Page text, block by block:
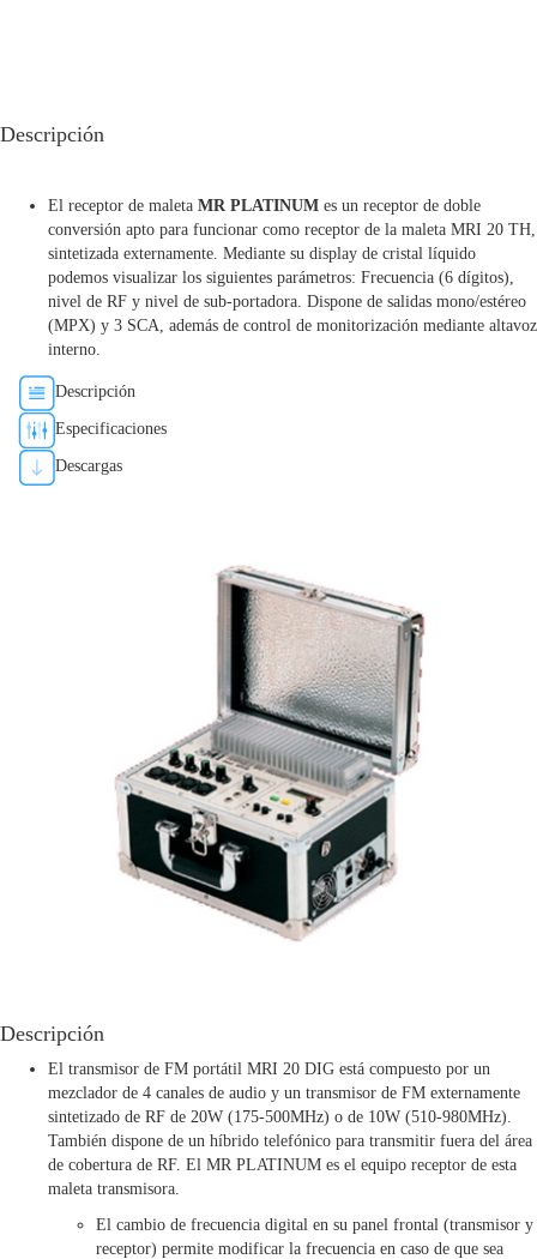
Descripción
El receptor de maleta MR PLATINUM es un receptor de doble
conversión apto para funcionar como receptor de la maleta MRI 20 TH,
sintetizada externamente. Mediante su display de cristal líquido
podemos visualizar los siguientes parámetros: Frecuencia (6 dígitos),
nivel de RF y nivel de sub-portadora. Dispone de salidas mono/estéreo
(MPX) y 3 SCA, además de control de monitorización mediante altavoz
interno.
Descripción
Especificaciones
Descargas
Descripción
El transmisor de FM portátil MRI 20 DIG está compuesto por un
mezclador de 4 canales de audio y un transmisor de FM externamente
sintetizado de RF de 20W (175-500MHz) o de 10W (510-980MHz).
También dispone de un híbrido telefónico para transmitir fuera del área
de cobertura de RF. El MR PLATINUM es el equipo receptor de esta
maleta transmisora.
El cambio de frecuencia digital en su panel frontal (transmisor y
receptor) permite modificar la frecuencia en caso de que sea